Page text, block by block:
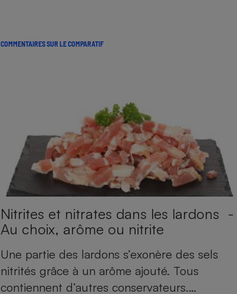
COMMENTAIRES SUR LE COMPARATIF
Nitrites et nitrates dans les lardons -
Au choix, arôme ou nitrite
Une partie des lardons s’exonère des sels
nitrités grâce à un arôme ajouté. Tous
contiennent d’autres conservateurs.…